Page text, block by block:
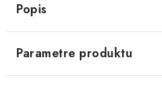
Popis
Parametre produktu